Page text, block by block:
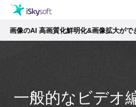
製品
Utility
製品活用事例
ストア
サポート
のAI 高画質化鮮明化&画像拡大ができる
一般的なビデオ